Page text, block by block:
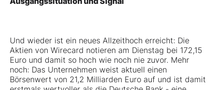
Und wieder ist ein neues Allzeithoch erreicht: Die
Aktien von Wirecard notieren am Dienstag bei 172,15
Euro und damit so hoch wie noch nie zuvor. Mehr
noch: Das Unternehmen weist aktuell einen
Börsenwert von 21,2 Milliarden Euro auf und ist damit